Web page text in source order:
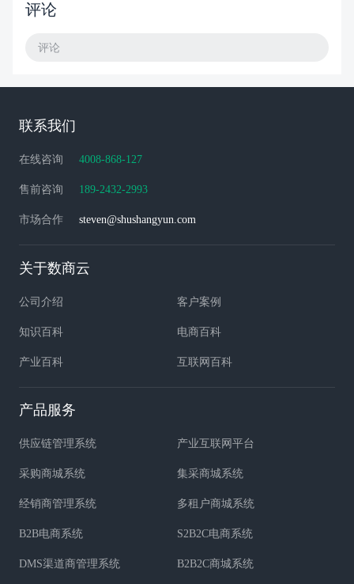
评论
评论
联系我们
在线咨询 4008-868-127
售前咨询 189-2432-2993
市场合作 steven@shushangyun.com
关于数商云
公司介绍 客户案例
知识百科 电商百科
产业百科 互联网百科
产品服务
供应链管理系统 产业互联网平台
采购商城系统 集采商城系统
经销商管理系统 多租户商城系统
B2B电商系统 S2B2C电商系统
DMS渠道商管理系统 B2B2C商城系统